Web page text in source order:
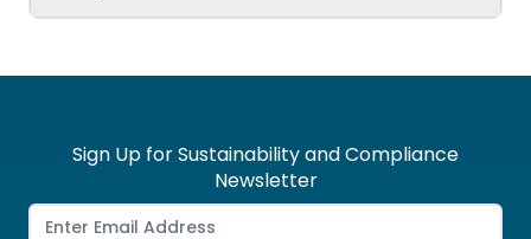
Sign Up for Sustainability and Compliance
Newsletter